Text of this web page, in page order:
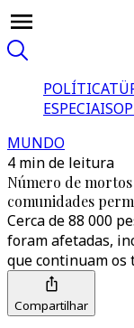
POLÍTICA
ESPECIAIS
MUNDO
4 min de leitura
Número de mortos
comunidades
Cerca de 88 000
foram afetadas,
que continuam os
Compartilhar